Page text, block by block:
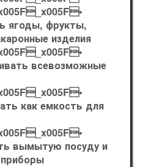
ягоды, фрукты,
изделия
всевозможные
как емкость для
вымытую посуду и